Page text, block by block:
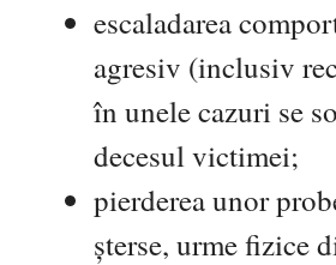
escaladarea
agresiv (inclusiv
în unele cazuri se
decesul victimei;
pierderea unor
șterse, urme fizice